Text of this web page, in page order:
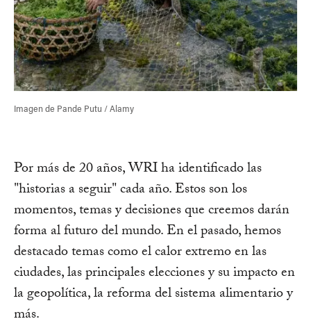
Imagen de Pande Putu / Alamy
Por más de 20 años, WRI ha identificado las
"historias a seguir" cada año. Estos son los
momentos, temas y decisiones que creemos darán
forma al futuro del mundo. En el pasado, hemos
destacado temas como el calor extremo en las
ciudades, las principales elecciones y su impacto en
la geopolítica, la reforma del sistema alimentario y
más.